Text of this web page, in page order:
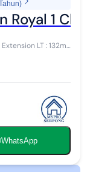
Royal 1
LT : 132m2
: 2 Carport : 1
WhatsApp